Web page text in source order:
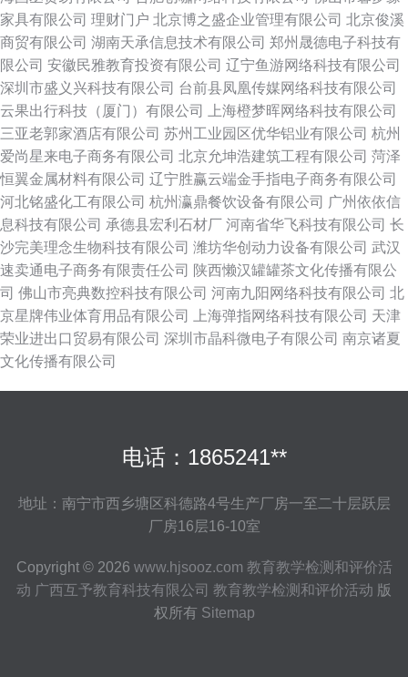
家具有限公司 理财门户 北京博之盛企业管理有限公司 北京俊溪
商贸有限公司 湖南天承信息技术有限公司 郑州晟德电子科技有
限公司 安徽民雅教育投资有限公司 辽宁鱼游网络科技有限公司
深圳市盛义兴科技有限公司 台前县凤凰传媒网络科技有限公司
云果出行科技（厦门）有限公司
上海橙梦晖网络科技有限公司
三亚老郭家酒店有限公司 苏州工业园区优华铝业有限公司 杭州
爱尚星来电子商务有限公司 北京允坤浩建筑工程有限公司 菏泽
恒翼金属材料有限公司 辽宁胜赢云端金手指电子商务有限公司
河北铭盛化工有限公司 杭州瀛鼎餐饮设备有限公司 广州依依信
息科技有限公司 承德县宏利石材厂 河南省华飞科技有限公司 长
沙完美理念生物科技有限公司 潍坊华创动力设备有限公司 武汉
速卖通电子商务有限责任公司 陕西懒汉罐罐茶文化传播有限公
司 佛山市亮典数控科技有限公司 河南九阳网络科技有限公司 北
京星牌伟业体育用品有限公司
上海弹指网络科技有限公司 天津
荣业进出口贸易有限公司 深圳市晶科微电子有限公司 南京诸夏
文化传播有限公司
电话：1865241**
地址：南宁市西乡塘区科德路4号生产厂房一至二十层跃层
厂房16层16-10室
Copyright © 2026 www.hjsooz.com 教育教学检测和评价活
动 广西互予教育科技有限公司 教育教学检测和评价活动 版
权所有 Sitemap